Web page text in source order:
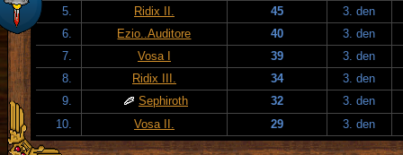
5.
Ridix II. 45
3. den
6.
Ezio..Auditore 40
3. den
7.
Vosa I 39
3. den
8.
Ridix III. 34
3. den
9.
Sephiroth 32
3. den
10.
Vosa II. 29 3. den